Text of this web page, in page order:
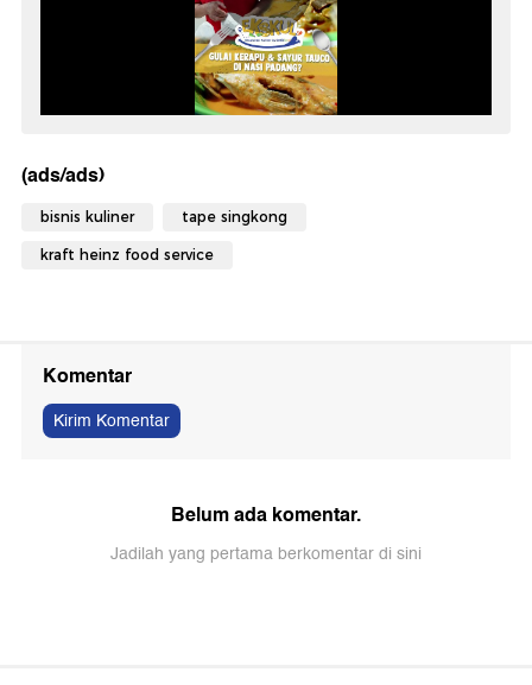
(ads/ads)
bisnis kuliner tape singkong
kraft heinz food service
Komentar
Kirim Komentar
Belum ada komentar.
Jadilah yang pertama berkomentar di sini